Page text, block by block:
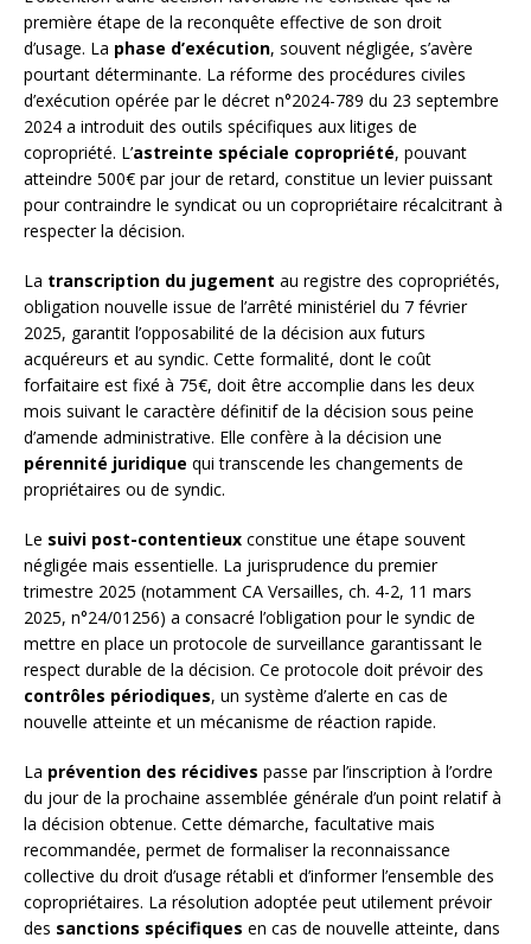
première étape de la reconquête effective de son droit
d’usage. La phase d’exécution, souvent négligée, s’avère
pourtant déterminante. La réforme des procédures civiles
d’exécution opérée par le décret n°2024-789 du 23 septembre
2024 a introduit des outils spécifiques aux litiges de
copropriété. L’astreinte spéciale copropriété, pouvant
atteindre 500€ par jour de retard, constitue un levier puissant
pour contraindre le syndicat ou un copropriétaire récalcitrant à
respecter la décision.
La transcription du jugement au registre des copropriétés,
obligation nouvelle issue de l’arrêté ministériel du 7 février
2025, garantit l’opposabilité de la décision aux futurs
acquéreurs et au syndic. Cette formalité, dont le coût
forfaitaire est fixé à 75€, doit être accomplie dans les deux
mois suivant le caractère définitif de la décision sous peine
d’amende administrative. Elle confère à la décision une
pérennité juridique qui transcende les changements de
propriétaires ou de syndic.
Le suivi post-contentieux constitue une étape souvent
négligée mais essentielle. La jurisprudence du premier
trimestre 2025 (notamment CA Versailles, ch. 4-2, 11 mars
2025, n°24/01256) a consacré l’obligation pour le syndic de
mettre en place un protocole de surveillance garantissant le
respect durable de la décision. Ce protocole doit prévoir des
contrôles périodiques, un système d’alerte en cas de
nouvelle atteinte et un mécanisme de réaction rapide.
La prévention des récidives passe par l’inscription à l’ordre
du jour de la prochaine assemblée générale d’un point relatif à
la décision obtenue. Cette démarche, facultative mais
recommandée, permet de formaliser la reconnaissance
collective du droit d’usage rétabli et d’informer l’ensemble des
copropriétaires. La résolution adoptée peut utilement prévoir
des sanctions spécifiques en cas de nouvelle atteinte, dans